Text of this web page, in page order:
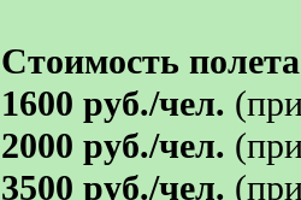
Стоимость
1600 руб./чел.
2000 руб./чел.
3500 руб./чел.